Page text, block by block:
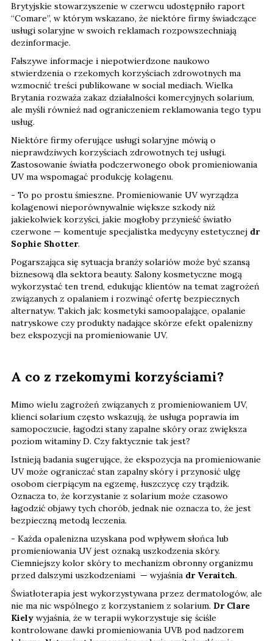
Brytyjskie stowarzyszenie w czerwcu udostępniło raport
“Comare”, w którym wskazano, że niektóre firmy świadczące
usługi solaryjne w swoich reklamach rozpowszechniają
dezinformacje.
Fałszywe informacje i niepotwierdzone naukowo
stwierdzenia o rzekomych korzyściach zdrowotnych ma
wzmocnić treści publikowane w social mediach. Wielka
Brytania rozważa zakaz działalności komercyjnych solarium,
ale myśli również nad ograniczeniem reklamowania tego typu
usług.
Niektóre firmy oferujące usługi solaryjne mówią o
nieprawdziwych korzyściach zdrowotnych tej usługi.
Zastosowanie światła podczerwonego obok promieniowania
UV ma wspomagać produkcję kolagenu.
- To po prostu śmieszne. Promieniowanie UV wyrządza
kolagenowi nieporównywalnie większe szkody niż
jakiekolwiek korzyści, jakie mogłoby przynieść światło
czerwone — komentuje specjalistka medycyny estetycznej dr
Sophie Shotter.
Pogarszająca się sytuacja branży solariów może być szansą
biznesową dla sektora beauty. Salony kosmetyczne mogą
wykorzystać ten trend, edukując klientów na temat zagrożeń
związanych z opalaniem i rozwinąć ofertę bezpiecznych
alternatyw. Takich jak: kosmetyki samoopalające, opalanie
natryskowe czy produkty nadające skórze efekt opalenizny
bez ekspozycji na promieniowanie UV.
A co z rzekomymi korzyściami?
Mimo wielu zagrożeń związanych z promieniowaniem UV,
klienci solarium często wskazują, że usługa poprawia im
samopoczucie, łagodzi stany zapalne skóry oraz zwiększa
poziom witaminy D. Czy faktycznie tak jest?
Istnieją badania sugerujące, że ekspozycja na promieniowanie
UV może ograniczać stan zapalny skóry i przynosić ulgę
osobom cierpiącym na egzemę, łuszczycę czy trądzik.
Oznacza to, że korzystanie z solarium może czasowo
łagodzić objawy tych chorób, jednak nie oznacza to, że jest
bezpieczną metodą leczenia.
- Każda opalenizna uzyskana pod wpływem słońca lub
promieniowania UV jest oznaką uszkodzenia skóry.
Ciemniejszy kolor skóry to mechanizm obronny organizmu
przed dalszymi uszkodzeniami — wyjaśnia dr Veraitch.
Światłoterapia jest wykorzystywana przez dermatologów, ale
nie ma nic wspólnego z korzystaniem z solarium. Dr Clare
Kiely wyjaśnia, że w terapii wykorzystuje się ściśle
kontrolowane dawki promieniowania UVB pod nadzorem